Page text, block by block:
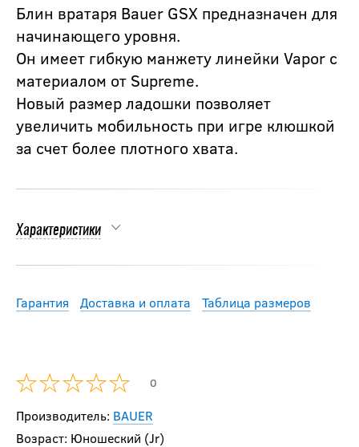
Блин вратаря Bauer GSX предназначен для
начинающего уровня.
Он имеет гибкую манжету линейки Vapor с
материалом от Supreme.
Новый размер ладошки позволяет
увеличить мобильность при игре клюшкой
за счет более плотного хвата.
Характеристики
Гарантия Доставка и оплата Таблица размеров
0
Производитель: BAUER
Возраст: Юношеский (Jr)